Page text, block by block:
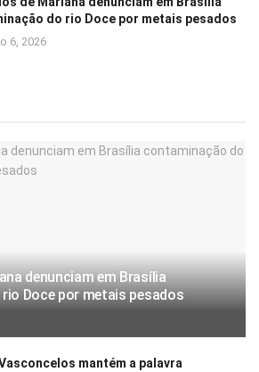
do rio Doce por metais pesados
6, 2026
denunciam em Brasília
Doce por metais pesados
mantém a palavra